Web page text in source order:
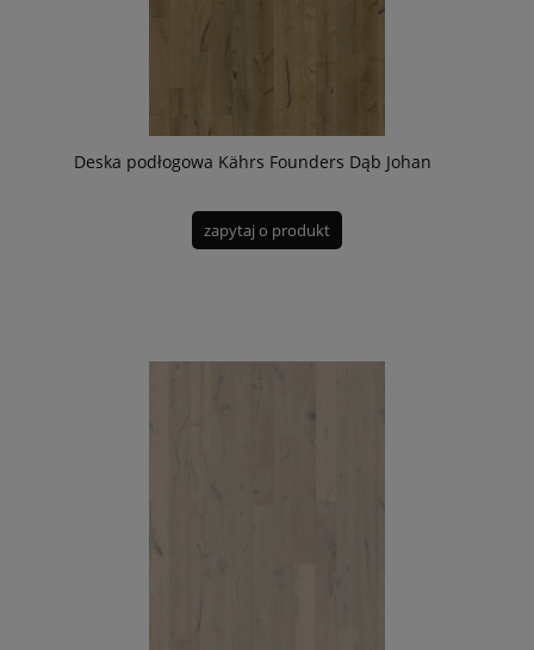
Deska podłogowa Kährs Founders Dąb Johan
zapytaj o produkt